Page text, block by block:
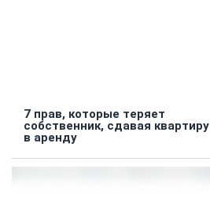
7 прав, которые теряет
собственник, сдавая квартиру
в аренду